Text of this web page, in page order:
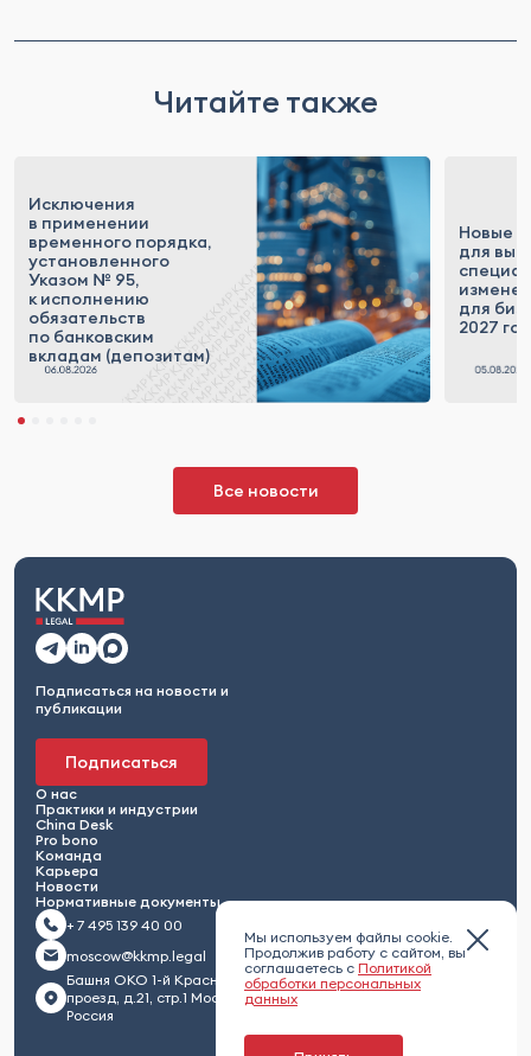
Читайте также
Исключения
в применении
временного порядка,
установленного
Указом № 95,
к исполнению
обязательств
по банковским
вкладам (депозитам)
Новые
для
для
2027
Все новости
Мы используем файлы cookie.
Продолжив работу с сайтом, вы
соглашаетесь с Политикой
обработки персональных
данных
Подписаться на новости и
публикации
Подписаться
О нас
Практики и индустрии
China Desk
Pro bono
Команда
Карьера
Новости
Нормативные документы
+ 7 495 139 40 00
moscow@kkmp.legal
Башня ОКО 1-й Красногвардейский
проезд, д.21, стр.1 Москва 123112,
Россия